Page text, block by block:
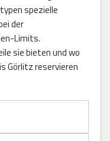
spezielle
der
Limits.
sie bieten und wo
Görlitz reservieren